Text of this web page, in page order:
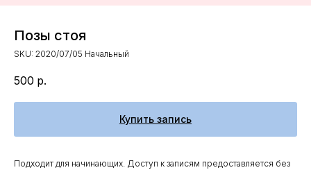
Позы стоя
SKU: 2020/07/05 Начальный
500 р.
Купить запись
Подходит для начинающих. Доступ к записям предоставляется без